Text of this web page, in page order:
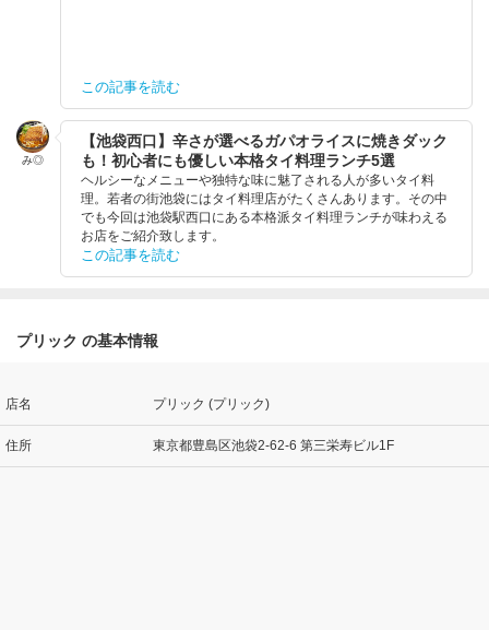
この記事を読む
み◎
【池袋西口】辛さが選べるガパオライスに焼きダック
も！初心者にも優しい本格タイ料理ランチ5選
ヘルシーなメニューや独特な味に魅了される人が多いタイ料
理。若者の街池袋にはタイ料理店がたくさんあります。その中
でも今回は池袋駅西口にある本格派タイ料理ランチが味わえる
お店をご紹介致します。
この記事を読む
プリック の基本情報
店名 プリック (プリック)
住所 東京都豊島区池袋2-62-6 第三栄寿ビル1F